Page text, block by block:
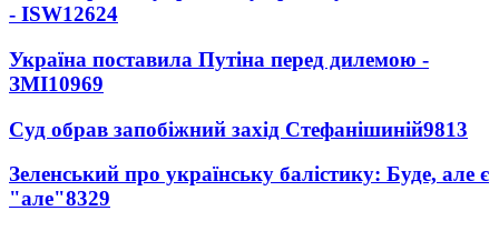
- ISW12624
Україна поставила Путіна перед дилемою -
ЗМІ10969
Суд обрав запобіжний захід Стефанішиній9813
Зеленський про українську балістику: Буде, але є
"але"8329